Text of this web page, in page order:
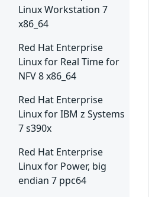
Linux Workstation 7
x86_64
Red Hat Enterprise
Linux for Real Time for
NFV 8 x86_64
Red Hat Enterprise
Linux for IBM z Systems
7 s390x
Red Hat Enterprise
Linux for Power, big
endian 7 ppc64